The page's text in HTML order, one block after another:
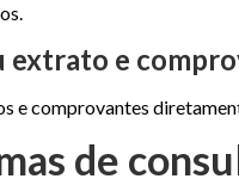
extrato e
e comprovantes
de